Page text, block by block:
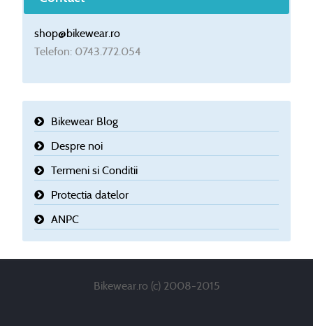
shop@bikewear.ro
Telefon: 0743.772.054
Bikewear Blog
Despre noi
Termeni si Conditii
Protectia datelor
ANPC
Bikewear.ro (c) 2008-2015